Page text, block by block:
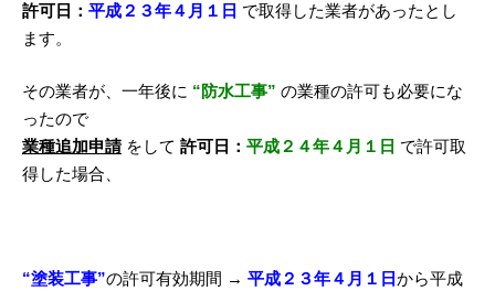
許可日： 平成２３年４月１日 で取得した業者があったとし
ます。
その業者が、一年後に “防水工事” の業種の許可も必要にな
ったので
業種追加申請 をして 許可日： 平成２４年４月１日 で許可取
得した場合、
“塗装工事”の許可有効期間 → 平成２３年４月１日から平成